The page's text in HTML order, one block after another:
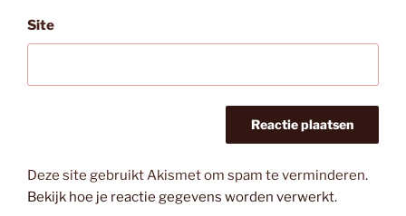
Site
Deze site gebruikt Akismet om spam te verminderen.
Bekijk hoe je reactie gegevens worden verwerkt.